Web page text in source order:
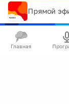
Прямой
Главная